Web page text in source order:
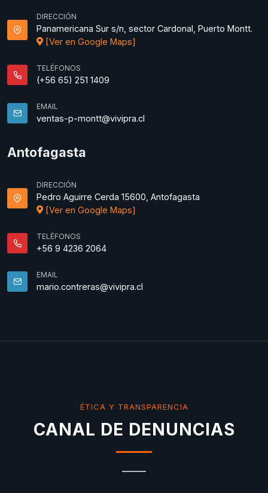
DIRECCIÓN
Panamericana Sur s/n, sector Cardonal, Puerto Montt.
[Ver en Google Maps]
TELÉFONOS
(+56 65) 251 1409
EMAIL
ventas-p-montt@vivipra.cl
Antofagasta
DIRECCIÓN
Pedro Aguirre Cerda 15600, Antofagasta
[Ver en Google Maps]
TELÉFONOS
+56 9 4236 2064
EMAIL
mario.contreras@vivipra.cl
ÉTICA Y TRANSPARENCIA
CANAL DE DENUNCIAS